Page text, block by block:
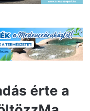
érte a